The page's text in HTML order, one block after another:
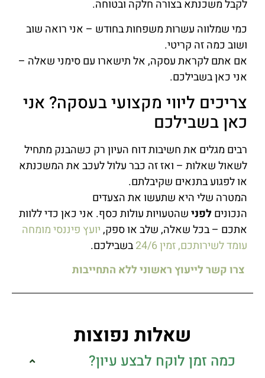
לקבל משכנתא בצורה חלקה ובטוחה.
כמי שמלווה עשרות משפחות בחודש – אני רואה שוב
ושוב כמה זה קריטי.
אם אתם לקראת עסקה, אל תישארו עם סימני שאלה –
אני כאן בשבילכם.
צריכים ליווי מקצועי בעסקה? אני
כאן בשבילכם
רבים מגלים את חשיבות דוח העיון רק כשהבנק מתחיל
לשאול שאלות – ואז זה כבר עלול לעכב את המשכנתא
או לפגוע בתנאים שקיבלתם.
המטרה שלי היא שתעשו את הצעדים
הנכוניםלפנישהטעויות עולות כסף. אני כאן כדי ללוות
אתכם – בכל שאלה, שלב או ספק,יועץ פיננסי מומחה
עומד לשירותכם, זמין 24/6
בשבילכם.
צרו קשר לייעוץ ראשוני ללא התחייבות
שאלות נפוצות
כמה זמן לוקח לבצע עיון?